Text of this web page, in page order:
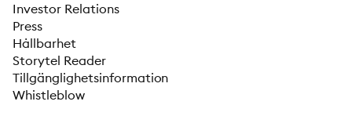
Investor Relations
Press
Hållbarhet
Storytel Reader
Tillgänglighetsinformation
Whistleblow